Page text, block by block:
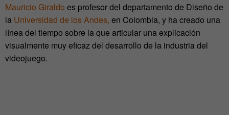
Mauricio Giraldo es profesor del departamento de Diseño de
la Universidad de los Andes, en Colombia, y ha creado una
línea del tiempo sobre la que articular una explicación
visualmente muy eficaz del desarrollo de la industria del
videojuego.